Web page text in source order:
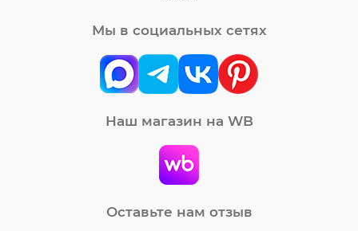
Мы в социальных сетях
Наш магазин на WB
Оставьте нам отзыв